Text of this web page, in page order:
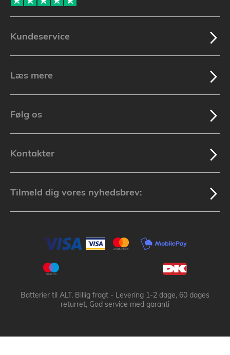
Kundeservice
Læs mere
Følg os
Kontakter
Tilmeld dig vores nyhedsbrev:
Batterier til ALT, Billig fragt - Levering 1-2 dage, 60 dages
returret, God service med garanti